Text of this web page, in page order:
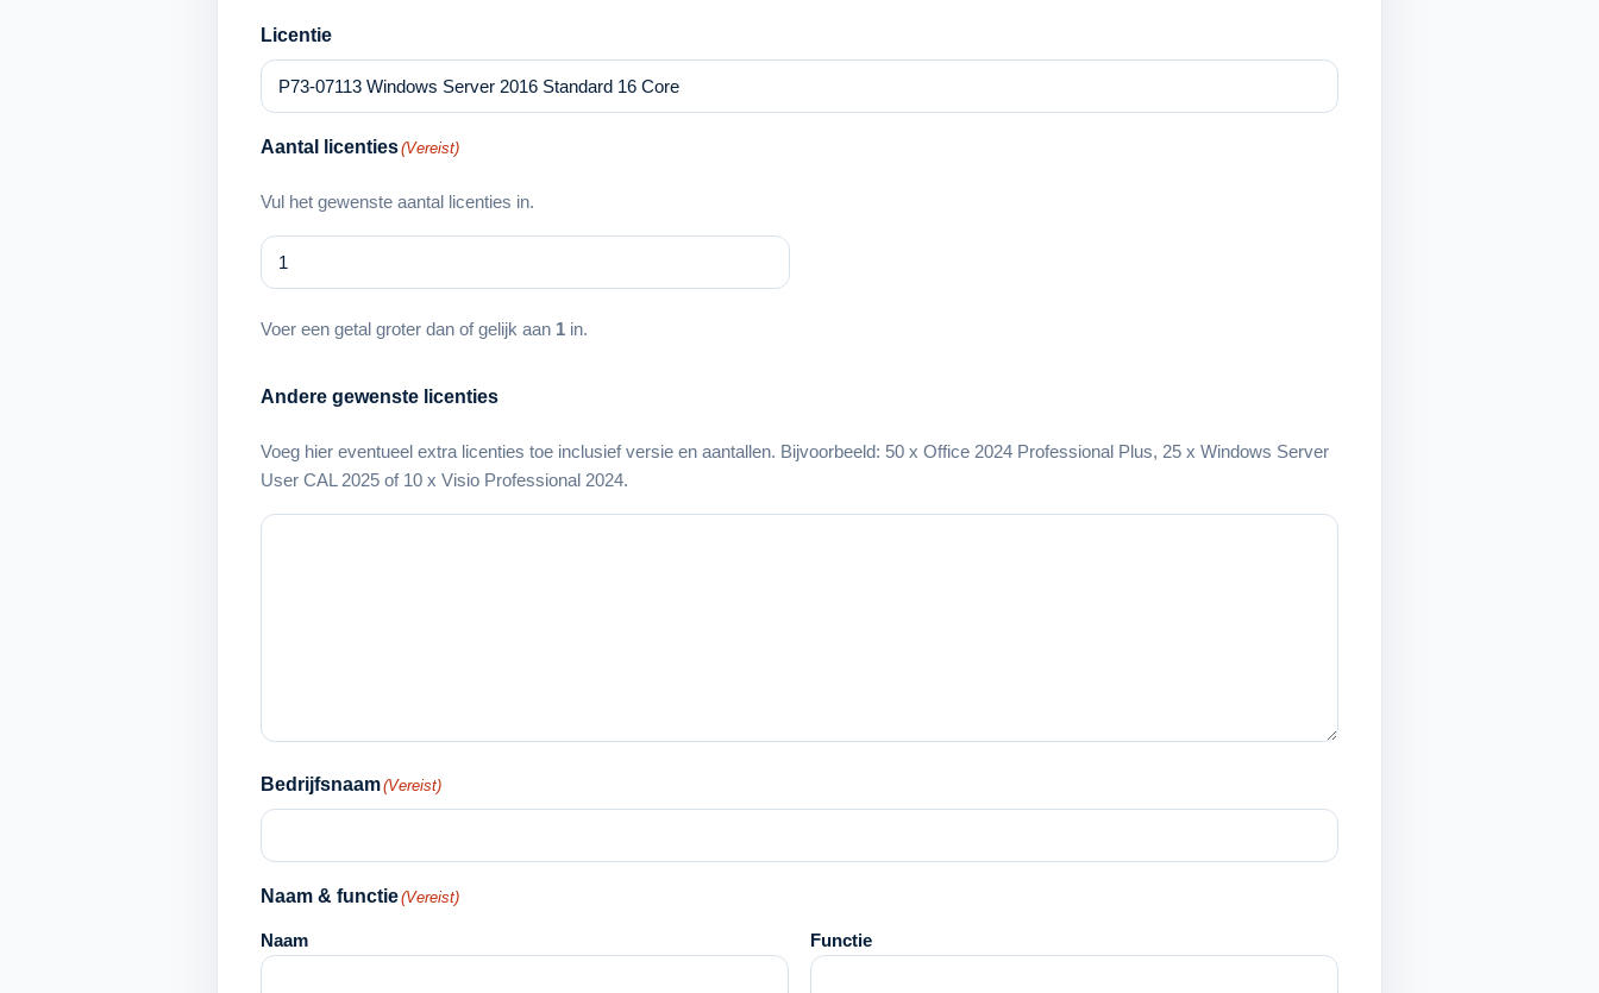
Licentie
Aantal licenties(Vereist)
Vul het gewenste aantal licenties in.
Voer een getal groter dan of gelijk aan 1 in.
Andere gewenste licenties
Voeg hier eventueel extra licenties toe inclusief versie en aantallen. Bijvoorbeeld: 50 x Office 2024 Professional Plus, 25 x Windows Server
User CAL 2025 of 10 x Visio Professional 2024.
Bedrijfsnaam(Vereist)
Naam & functie(Vereist)
Naam Functie